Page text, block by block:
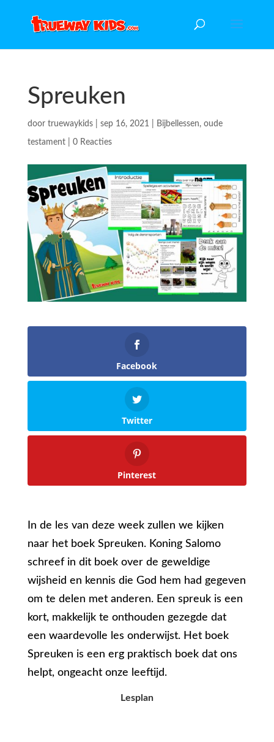
Spreuken
door truewaykids| sep 16, 2021 Bijbellessen, oude
testament| 0 Reacties
Facebook
Twitter
Pinterest
In de les van deze week zullen we kijken
naar het boek Spreuken. Koning Salomo
schreef in dit boek over de geweldige
wijsheid en kennis die God hem had gegeven
om te delen met anderen. Een spreuk is een
kort, makkelijk te onthouden gezegde dat
een waardevolle les onderwijst. Het boek
Spreuken is een erg praktisch boek dat ons
helpt, ongeacht onze leeftijd.
Lesplan